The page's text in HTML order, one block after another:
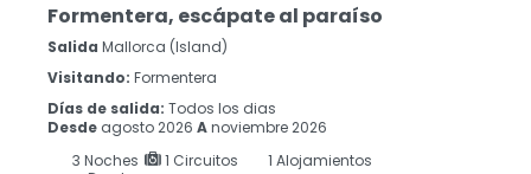
Formentera, escápate al paraíso
Salida Mallorca (island)
Visitando: Formentera
Días de salida: Todos los dias
Desde agosto 2026 Anoviembre 2026
3 Noches 1 Circuitos
1 Alojamientos